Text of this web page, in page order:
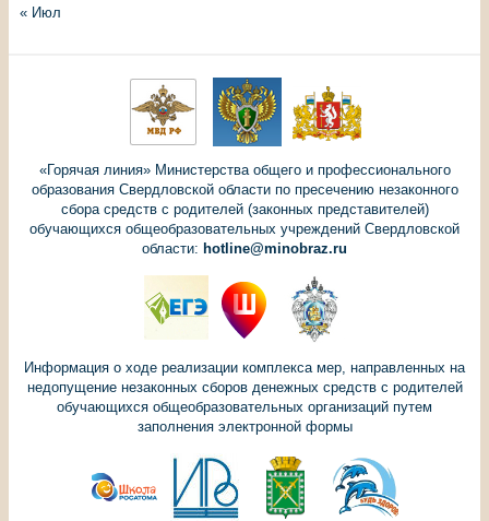
« Июл
«Горячая линия» Министерства общего и профессионального
образования Свердловской области по пресечению незаконного
сбора средств с родителей (законных представителей)
обучающихся общеобразовательных учреждений Свердловской
области: hotline@minobraz.ru
Информация о ходе реализации комплекса мер, направленных на
недопущение незаконных сборов денежных средств с родителей
обучающихся общеобразовательных организаций путем
заполнения электронной формы